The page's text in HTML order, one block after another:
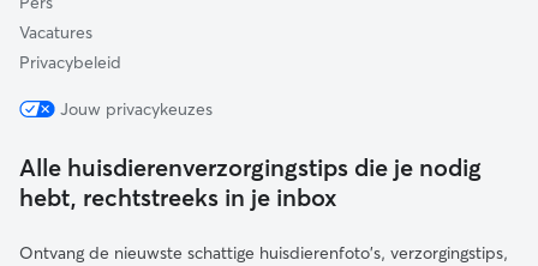
Vacatures
Privacybeleid
Jouw privacykeuzes
Alle huisdierenverzorgingstips die je nodig
hebt, rechtstreeks in je inbox
Ontvang de nieuwste schattige huisdierenfoto's, verzorgingstips,